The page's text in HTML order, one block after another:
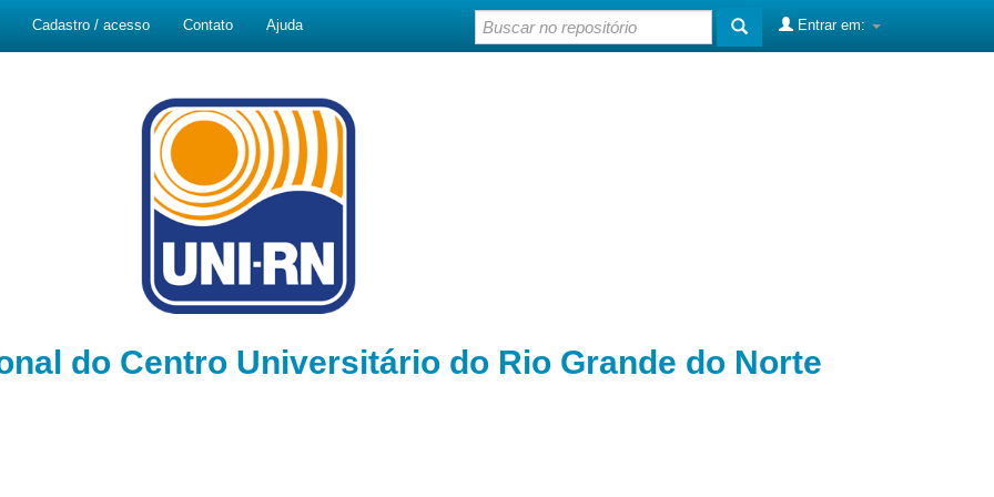
Cadastro / acesso Contato Ajuda Entrar em:
do Centro Universitário do Rio Grande do Norte